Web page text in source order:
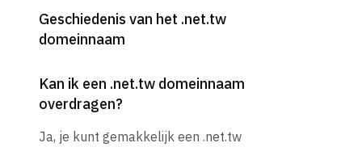
Geschiedenis van het .net.tw
domeinnaam
Kan ik een .net.tw domeinnaam
overdragen?
Ja, je kunt gemakkelijk een .net.tw